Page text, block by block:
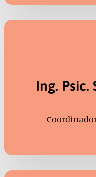
Ing. Psic.